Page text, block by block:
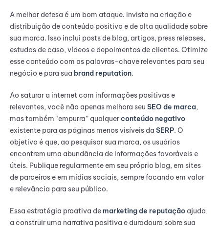
A melhor defesa é um bom ataque. Invista na criação e
distribuição de conteúdo positivo e de alta qualidade sobre
sua marca. Isso inclui posts de blog, artigos, press releases,
estudos de caso, vídeos e depoimentos de clientes. Otimize
esse conteúdo com as palavras-chave relevantes para seu
negócio e para sua brand reputation.
Ao saturar a internet com informações positivas e
relevantes, você não apenas melhora seu SEO de marca,
mas também “empurra” qualquerconteúdo negativo
existente para as páginas menos visíveis da SERP. O
objetivo é que, ao pesquisar sua marca, os usuários
encontrem uma abundância de informações favoráveis e
úteis. Publique regularmente em seu próprio blog, em sites
de parceiros e em mídias sociais, sempre focando em valor
e relevância para seu público.
Essa estratégia proativa demarketing de reputação ajuda
a construir uma narrativa positiva e duradoura sobre sua